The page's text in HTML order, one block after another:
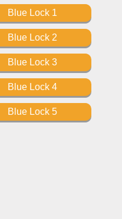
Blue Lock 1
Blue Lock 2
Blue Lock 3
Blue Lock 4
Blue Lock 5